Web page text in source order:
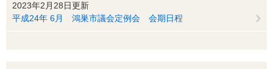
2023年2月28日更新
平成24年 6月 鴻巣市議会定例会 会期日程